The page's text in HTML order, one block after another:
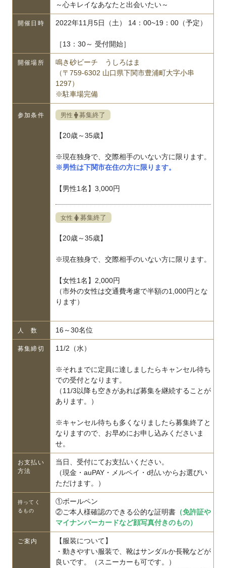
～心キレイなあなたと出会いたい～
開催日時 2022年11月5日（土） 14：00~19：00（予定）
［13：30～ 受付開始］
開催場所
鳴き砂ビーチ うしろはま
（〒759-6302 山口県下関市豊浦町大字小串
1297）
※駐車場完備
参加条件 男性 募集終了
【20歳～35歳】
※現在独身で、交際相手のいない方に限ります。
※男性は下関市在住の方に限ります。
【男性1名】3,000円
女性 募集終了
【20歳～35歳】
※現在独身で、交際相手のいない方に限ります。
【女性1名】2,000円
（市外の女性は交通費考慮で半額の1,000円とな
ります）
人 数 16～30名位
募集締切 11/2（水）
※それまでに定員に達しましたらキャンセル待ち
での受付となります。
（11/3以降も空きがあれば募集を継続することが
あります。）
※キャンセル待ちも多くなりましたら募集終了と
なりますので、お早めにお申し込みくださいま
せ。
お支払い
方法
当日、受付にてお支払いください。
（現金・auPAY・メルペイ・d払いからお選びい
ただけます。）
持ってく
るもの
①ボールペン
②ご本人様確認のできる公的な証明書（免許証や
マイナンバーカードなど顔写真付きのもの）
ご案内
【服装について】
・動きやすい服装で、靴はサンダルか長靴などが
良いです。（スニーカーも可です。）